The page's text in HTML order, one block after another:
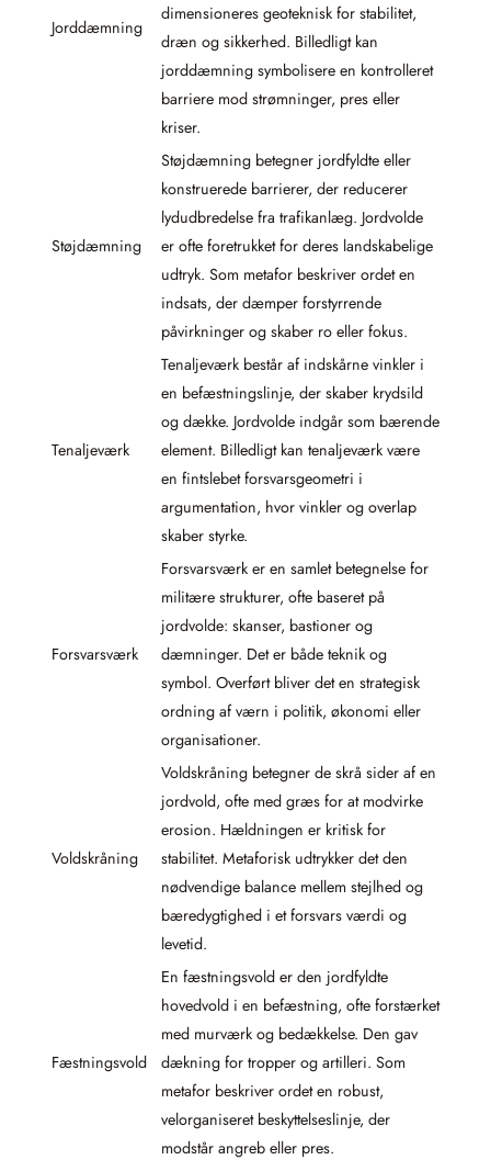
Jorddæmning
dimensioneres geoteknisk for stabilitet,
dræn og sikkerhed. Billedligt kan
jorddæmning symbolisere en kontrolleret
barriere mod strømninger, pres eller
kriser.
Støjdæmning
Støjdæmning betegner jordfyldte eller
konstruerede barrierer, der reducerer
lydudbredelse fra trafikanlæg. Jordvolde
er ofte foretrukket for deres landskabelige
udtryk. Som metafor beskriver ordet en
indsats, der dæmper forstyrrende
påvirkninger og skaber ro eller fokus.
Tenaljeværk
Tenaljeværk består af indskårne vinkler i
en befæstningslinje, der skaber krydsild
og dække. Jordvolde indgår som bærende
element. Billedligt kan tenaljeværk være
en fintslebet forsvarsgeometri i
argumentation, hvor vinkler og overlap
skaber styrke.
Forsvarsværk
Forsvarsværk er en samlet betegnelse for
militære strukturer, ofte baseret på
jordvolde: skanser, bastioner og
dæmninger. Det er både teknik og
symbol. Overført bliver det en strategisk
ordning af værn i politik, økonomi eller
organisationer.
Voldskråning
Voldskråning betegner de skrå sider af en
jordvold, ofte med græs for at modvirke
erosion. Hældningen er kritisk for
stabilitet. Metaforisk udtrykker det den
nødvendige balance mellem stejlhed og
bæredygtighed i et forsvars værdi og
levetid.
Fæstningsvold
En fæstningsvold er den jordfyldte
hovedvold i en befæstning, ofte forstærket
med murværk og bedækkelse. Den gav
dækning for tropper og artilleri. Som
metafor beskriver ordet en robust,
velorganiseret beskyttelseslinje, der
modstår angreb eller pres.